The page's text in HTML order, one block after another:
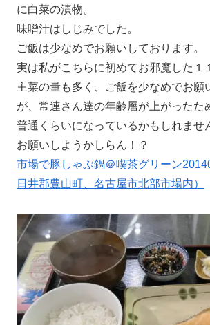
に白菜の漬物。
味噌汁はしじみでした。
ご飯は少なめでお願いしております。
実は私がこちらに初めてお邪魔した１
主菜の量も多く、ご飯を少なめでお願
が、常連さん達の年齢層が上がったた
普通くらいになっているかもしれませ
お願いしようかしらん！？
市場で豚しゃぶ鍋＠喫茶グリーン
日井郡豊山町、名古屋市北部市場内）